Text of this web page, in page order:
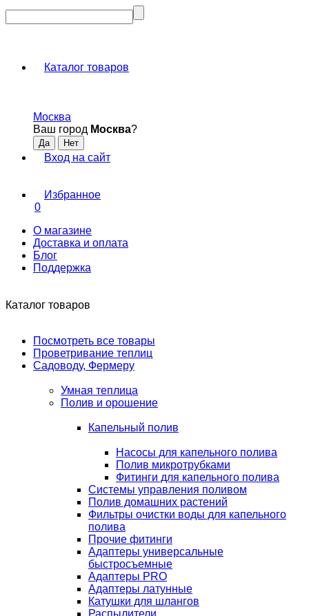
Каталог товаров
Москва
Ваш город Москва?
Вход на сайт
Избранное
0
О магазине
Доставка и оплата
Блог
Поддержка
Каталог товаров
Посмотреть все товары
Проветривание теплиц
Садоводу, Фермеру
Умная теплица
Полив и орошение
Капельный полив
Насосы для капельного полива
Полив микротрубками
Фитинги для капельного полива
Системы управления поливом
Полив домашних растений
Фильтры очистки воды для капельного
полива
Прочие фитинги
Адаптеры универсальные
быстросъемные
Адаптеры PRO
Адаптеры латунные
Катушки для шлангов
Распылители